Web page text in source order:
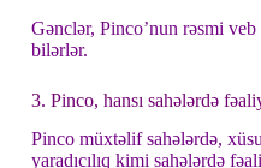
Gənclər, Pinco’nun rəsmi
bilərlər.
3. Pinco, hansı sahələrdə
Pinco müxtəlif sahələrdə,
yaradıcılıq kimi sahələrdə